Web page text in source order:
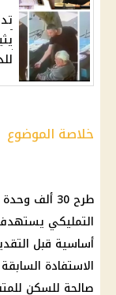
خلاصة الموضوع
طرح 30 ألف وحدة من شقق الإسكان الجديدة بنظام
التمليكي
الاستفادة
صالحة للسكن